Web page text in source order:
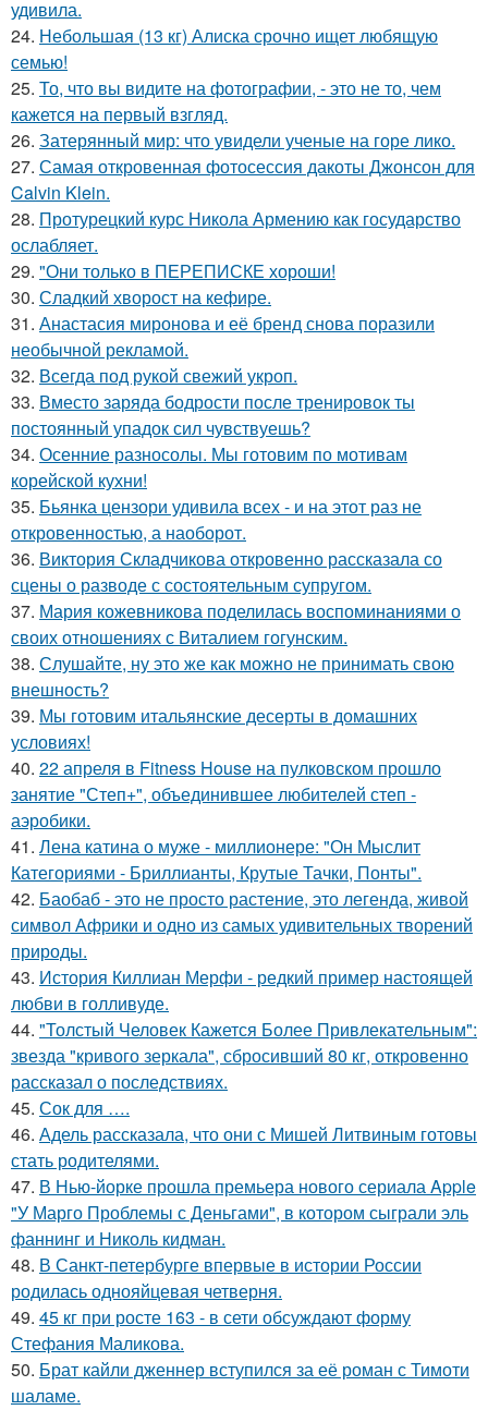
удивила.
24. Небольшая (13 кг) Алиска срочно ищет любящую
семью!
25. То, что вы видите на фотографии, - это не то, чем
кажется на первый взгляд.
26. Затерянный мир: что увидели ученые на горе лико.
27. Самая откровенная фотосессия дакоты Джонсон для
Calvin Klein.
28. Протурецкий курс Никола Армению как государство
ослабляет.
29. "Они только в ПЕРЕПИСКЕ хороши!
30. Сладкий хворост на кефире.
31. Анастасия миронова и её бренд снова поразили
необычной рекламой.
32. Всегда под рукой свежий укроп.
33. Вместо заряда бодрости после тренировок ты
постоянный упадок сил чувствуешь?
34. Осенние разносолы. Мы готовим по мотивам
корейской кухни!
35. Бьянка цензори удивила всех - и на этот раз не
откровенностью, а наоборот.
36. Виктория Складчикова откровенно рассказала со
сцены о разводе с состоятельным супругом.
37. Мария кожевникова поделилась воспоминаниями о
своих отношениях с Виталием гогунским.
38. Слушайте, ну это же как можно не принимать свою
внешность?
39. Мы готовим итальянские десерты в домашних
условиях!
40. 22 апреля в Fitness House на пулковском прошло
занятие "Степ+", объединившее любителей степ -
аэробики.
41. Лена катина о муже - миллионере: "Он Мыслит
Категориями - Бриллианты, Крутые Тачки, Понты".
42. Баобаб - это не просто растение, это легенда, живой
символ Африки и одно из самых удивительных творений
природы.
43. История Киллиан Мерфи - редкий пример настоящей
любви в голливуде.
44. "Толстый Человек Кажется Более Привлекательным":
звезда "кривого зеркала", сбросивший 80 кг, откровенно
рассказал о последствиях.
45. Сок для ….
46. Адель рассказала, что они с Мишей Литвиным готовы
стать родителями.
47. В Нью-йорке прошла премьера нового сериала Apple
"У Марго Проблемы с Деньгами", в котором сыграли эль
фаннинг и Николь кидман.
48. В Санкт-петербурге впервые в истории России
родилась однояйцевая четверня.
49. 45 кг при росте 163 - в сети обсуждают форму
Стефания Маликова.
50. Брат кайли дженнер вступился за её роман с Тимоти
шаламе.